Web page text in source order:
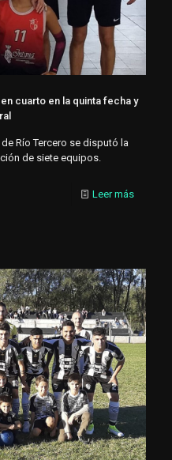
cuarto en la quinta fecha y
Río Tercero se disputó la
de siete equipos.
Leer más